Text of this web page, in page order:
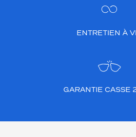
ENTRETIEN À
GARANTIE CASSE